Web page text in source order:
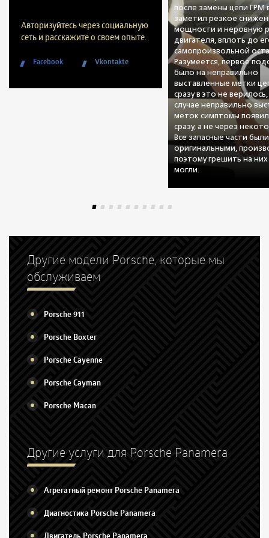
Авторизуйтесь через социальную
сеть и расскажите о своем опыте.
Facebook Vkontakte
после замены цепи ГРМ
заметил резкое
мощности и неровную
двигателя, вплоть до
самопроизвольной
Разумеется, первое
было на неправильно
выставленные метки
сразу в это не верилось,
случае неправильно
меток симптомы
сразу, а не через
Все запасные части
оригинальными,
поэтому грешить на
могли.
Другие модели Porsche, которые мы
обслуживаем
Porsche 911
Porsche Boxter
Porsche Cayenne
Porsche Cayman
Porsche Macan
Другие услуги для Porsche Panamera
Агрегатный ремонт Porsche Panamera
Диагностика Porsche Panamera
Двигатель Porsche Panamera